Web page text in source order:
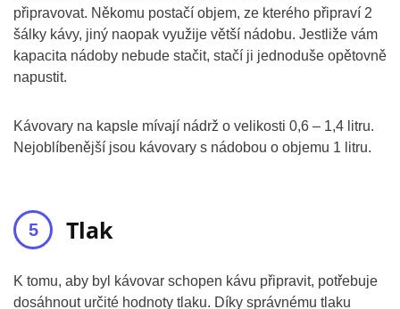
připravovat. Někomu postačí objem, ze kterého připraví 2
šálky kávy, jiný naopak využije větší nádobu. Jestliže vám
kapacita nádoby nebude stačit, stačí ji jednoduše opětovně
napustit.
Kávovary na kapsle mívají nádrž o velikosti 0,6 – 1,4 litru.
Nejoblíbenější jsou kávovary s nádobou o objemu 1 litru.
Tlak
K tomu, aby byl kávovar schopen kávu připravit, potřebuje
dosáhnout určité hodnoty tlaku. Díky správnému tlaku